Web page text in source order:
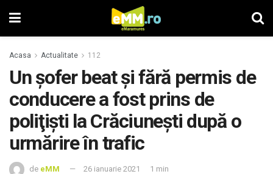
Acasa Actualitate 112
Un şofer beat și fără permis de
conducere a fost prins de
poliţişti la Crăciuneşti după o
urmărire în trafic
de eMM 26 ianuarie 2021 1 min